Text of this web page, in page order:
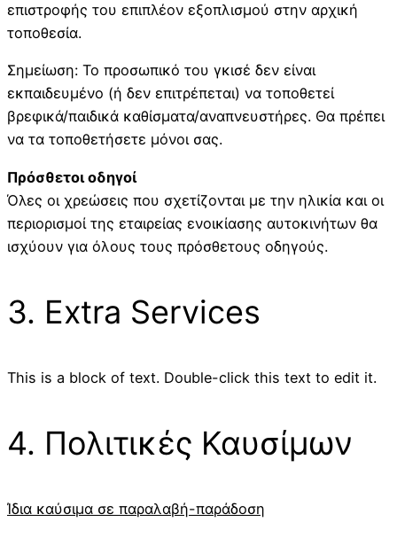
επιστροφής του επιπλέον εξοπλισμού στην αρχική
τοποθεσία.
Σημείωση: Το προσωπικό του γκισέ δεν είναι
εκπαιδευμένο (ή δεν επιτρέπεται) να τοποθετεί
βρεφικά/παιδικά καθίσματα/αναπνευστήρες. Θα πρέπει
να τα τοποθετήσετε μόνοι σας.
Πρόσθετοι οδηγοί
Όλες οι χρεώσεις που σχετίζονται με την ηλικία και οι
περιορισμοί της εταιρείας ενοικίασης αυτοκινήτων θα
ισχύουν για όλους τους πρόσθετους οδηγούς.
3. Extra Services
This is a block of text. Double-click this text to edit it.
4. Πολιτικές Καυσίμων
Ίδια καύσιμα σε παραλαβή-παράδοση